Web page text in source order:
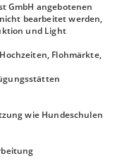
GmbH angebotenen
bearbeitet werden,
und Light
Flohmärkte,
wie Hundeschulen